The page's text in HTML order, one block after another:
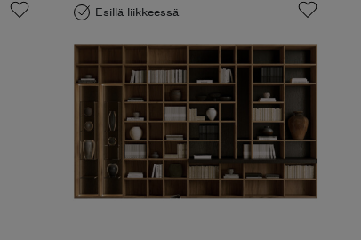
Esillä liikkeessä